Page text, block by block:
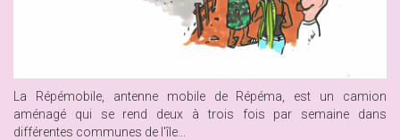
La Répémobile, antenne mobile de Répéma, est un camion
aménagé qui se rend deux à trois fois par semaine dans
différentes communes de l'île...